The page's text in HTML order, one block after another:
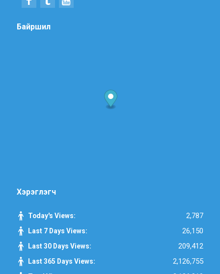
Байршил
Хэрэглэгч
Today's Views: 2,787
Last 7 Days Views: 26,150
Last 30 Days Views: 209,412
Last 365 Days Views: 2,126,755